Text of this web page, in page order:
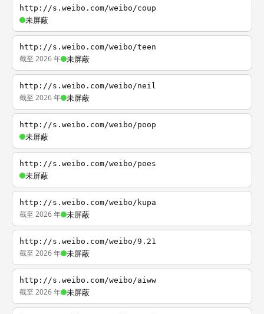
http://s.weibo.com/weibo/coup
未屏蔽
http://s.weibo.com/weibo/teen
截至 2026 年 未屏蔽
http://s.weibo.com/weibo/neil
截至 2026 年 未屏蔽
http://s.weibo.com/weibo/poop
未屏蔽
http://s.weibo.com/weibo/poes
未屏蔽
http://s.weibo.com/weibo/kupa
截至 2026 年 未屏蔽
http://s.weibo.com/weibo/9.21
截至 2026 年 未屏蔽
http://s.weibo.com/weibo/aiww
截至 2026 年 未屏蔽